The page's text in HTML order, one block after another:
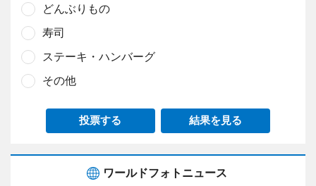
どんぶりもの
寿司
ステーキ・ハンバーグ
その他
投票する 結果を見る
ワールドフォトニュース